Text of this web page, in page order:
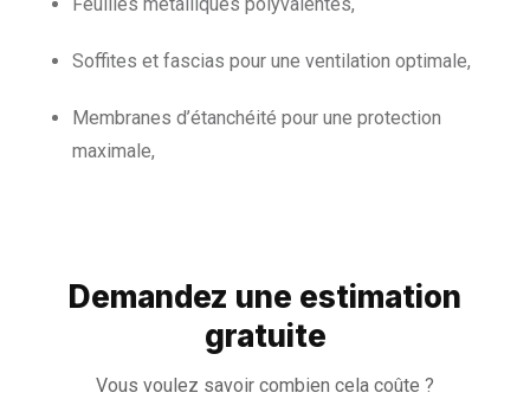
Soffites et fascias pour une ventilation optimale,
Membranes d’étanchéité pour une protection
maximale,
Demandez une estimation
gratuite
Vous voulez savoir combien cela coûte ?